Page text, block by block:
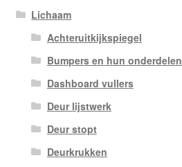
Lichaam
Achteruitkijkspiegel
Bumpers en hun onderdelen
Dashboard vullers
Deur lijstwerk
Deur stopt
Deurkrukken